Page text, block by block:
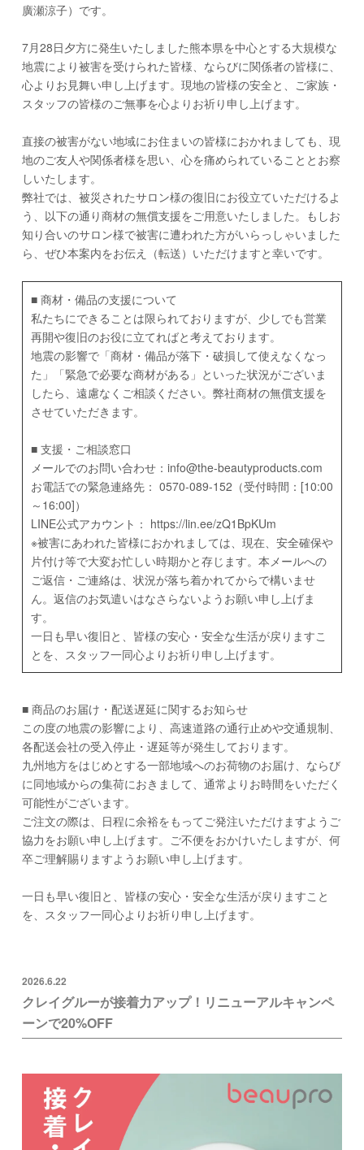
廣瀬涼子）です。
7月28日夕方に発生いたしました熊本県を中心とする大規模な
地震により被害を受けられた皆様、ならびに関係者の皆様に、
心よりお見舞い申し上げます。現地の皆様の安全と、ご家族・
スタッフの皆様のご無事を心よりお祈り申し上げます。
直接の被害がない地域にお住まいの皆様におかれましても、現
地のご友人や関係者様を思い、心を痛められていることとお察
しいたします。
弊社では、被災されたサロン様の復旧にお役立ていただけるよ
う、以下の通り商材の無償支援をご用意いたしました。もしお
知り合いのサロン様で被害に遭われた方がいらっしゃいました
ら、ぜひ本案内をお伝え（転送）いただけますと幸いです。
■ 商材・備品の支援について
私たちにできることは限られておりますが、少しでも営業
再開や復旧のお役に立てればと考えております。
地震の影響で「商材・備品が落下・破損して使えなくなっ
た」「緊急で必要な商材がある」といった状況がございま
したら、遠慮なくご相談ください。弊社商材の無償支援を
させていただきます。
■ 支援・ご相談窓口
メールでのお問い合わせ：info@the-beautyproducts.com
お電話での緊急連絡先： 0570-089-152（受付時間：[10:00
～16:00]）
LINE公式アカウント： https://lin.ee/zQ1BpKUm
※被害にあわれた皆様におかれましては、現在、安全確保や
片付け等で大変お忙しい時期かと存じます。本メールへの
ご返信・ご連絡は、状況が落ち着かれてからで構いませ
ん。返信のお気遣いはなさらないようお願い申し上げま
す。
一日も早い復旧と、皆様の安心・安全な生活が戻りますこ
とを、スタッフ一同心よりお祈り申し上げます。
■ 商品のお届け・配送遅延に関するお知らせ
この度の地震の影響により、高速道路の通行止めや交通規制、
各配送会社の受入停止・遅延等が発生しております。
九州地方をはじめとする一部地域へのお荷物のお届け、ならび
に同地域からの集荷におきまして、通常よりお時間をいただく
可能性がございます。
ご注文の際は、日程に余裕をもってご発注いただけますようご
協力をお願い申し上げます。ご不便をおかけいたしますが、何
卒ご理解賜りますようお願い申し上げます。
一日も早い復旧と、皆様の安心・安全な生活が戻りますこと
を、スタッフ一同心よりお祈り申し上げます。
2026.6.22
クレイグルーが接着力アップ！リニューアルキャンペ
ーンで20%OFF